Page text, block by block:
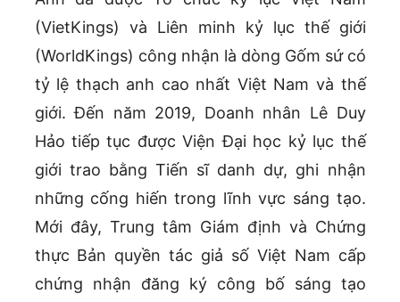
(VietKings) và Liên minh kỷ lục thế giới
(WorldKings) công nhận là dòng Gốm sứ có
tỷ lệ thạch anh cao nhất Việt Nam và thế
giới. Đến năm 2019, Doanh nhân Lê Duy
Hảo tiếp tục được Viện Đại học kỷ lục thế
giới trao bằng Tiến sĩ danh dự, ghi nhận
những cống hiến trong lĩnh vực sáng tạo.
Mới đây, Trung tâm Giám định và Chứng
thực Bản quyền tác giả số Việt Nam cấp
chứng nhận đăng ký công bố sáng tạo